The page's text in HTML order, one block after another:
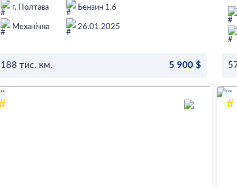
Німеччині був у одного власника. Салон чистий та
охайний. Кондиціонер працює відмінно.
Автомобіль розмитнений, сертифікований,
готовий до постанови на облік. Всі подробиці по
г. Полтава Бензин 1.6
Механічна 26.01.2025
188 тис. км. 5 900 $
ОСТАВИТЬ ЗАЯВКУ